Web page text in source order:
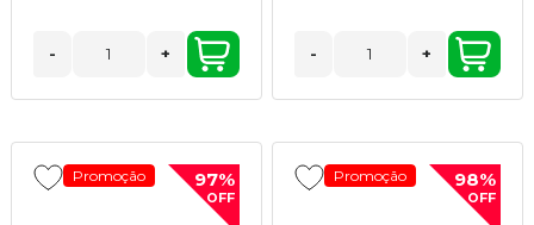
- + - +
Promoção 97%
OFF
Promoção 98%
OFF